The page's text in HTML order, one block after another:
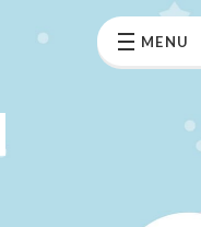
MENU